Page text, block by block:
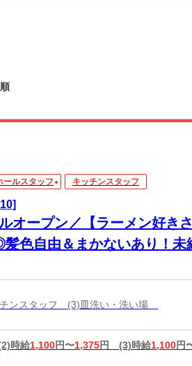
ールスタッフ キッチンスタッフ
オープン／【ラーメン好き
色自由＆まかないあり！未
ンスタッフ (3)皿洗い・洗い場
時給1,100円〜1,375円 (3)時給1,100円